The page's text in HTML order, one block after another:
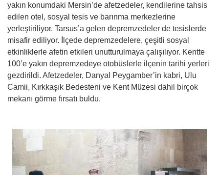
yakın konumdaki Mersin’de afetzedeler, kendilerine tahsis
edilen otel, sosyal tesis ve barınma merkezlerine
yerleştiriliyor. Tarsus’a gelen depremzedeler de tesislerde
misafir ediliyor. İlçede depremzedelere, çeşitli sosyal
etkinliklerle afetin etkileri unutturulmaya çalışılıyor. Kentte
100’e yakın depremzedeye otobüslerle ilçenin tarihi yerleri
gezdirildi. Afetzedeler, Danyal Peygamber’in kabri, Ulu
Camii, Kırkkaşık Bedesteni ve Kent Müzesi dahil birçok
mekanı görme fırsatı buldu.